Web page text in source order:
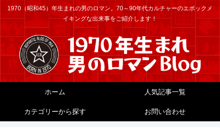
1970（昭和45）年生まれの男のロマン。70～90年代カルチャーのエポックメ
イキングな出来事をご紹介します！
ホーム 人気記事一覧
カテゴリーから探す お問い合わせ